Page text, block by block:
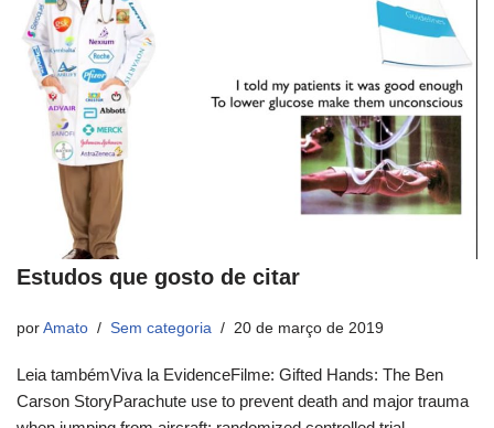
Estudos que gosto de citar
por Amato Sem categoria 20 de março de 2019
Leia tambémViva la EvidenceFilme: Gifted Hands: The Ben
Carson StoryParachute use to prevent death and major trauma